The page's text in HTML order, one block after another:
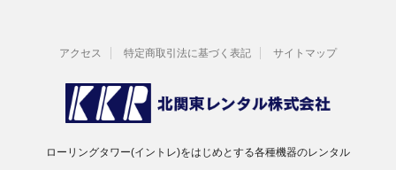
アクセス 特定商取引法に基づく表記 サイトマップ
ローリングタワー(イントレ)をはじめとする各種機器のレンタル